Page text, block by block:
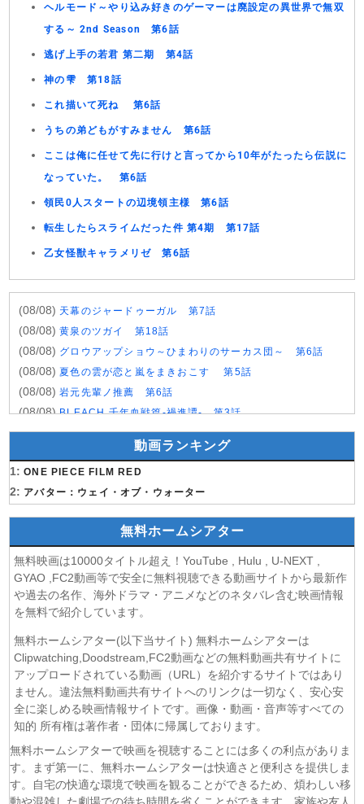
ヘルモード～やり込み好きのゲーマーは廃設定の異世界で無双
する～ 2nd Season 第6話
逃げ上手の若君 第二期 第4話
神の雫 第18話
これ描いて死ね 第6話
うちの弟どもがすみません 第6話
ここは俺に任せて先に行けと言ってから10年がたったら伝説に
なっていた。 第6話
領民0人スタートの辺境領主様 第6話
転生したらスライムだった件 第4期 第17話
乙女怪獣キャラメリゼ 第6話
(08/08) 天幕のジャードゥーガル 第7話
(08/08)黄泉のツガイ 第18話
(08/08) グロウアップショウ～ひまわりのサーカス団～ 第6話
(08/08) 夏色の雲が恋と嵐をまきおこす 第5話
(08/08)岩元先輩ノ推薦 第6話
(08/08)BLEACH 千年血戦篇-禍進譚- 第3話
(08/08)BLACK TORCH 第6話
(08/08)告白ー25年目の秘密ー 第5話
(08/08)クレヨンしんちゃん 2026年8月8日
ドラえもん 2026年8月8日
本好きの下剋上 領主の養女 第17話
(08/08)うしろの正面カムイさん 第6話
(08/08)ヘルモード～やり込み好きのゲーマーは廃設定の異世界で
無双する～ 2nd Season 第6話
(08/08)晩酌の流儀５ 〜夏編〜 第6話
(07/08) 探偵のままでいて 第4話
(07/08)ストレンジ-伊藤潤二の夜も眠れぬ奇妙な話- 第6話
(07/08) 逃げ上手の若君 第二期 第4話
(07/08)神の雫 第18話
(07/08)うちの弟どもがすみません 第6話
(07/08)これ描いて死ね 第6話
(07/08)ここは俺に任せて先に行けと言ってから10年がたったら伝
説になっていた。 第6話
(07/08) 領民0人スタートの辺境領主様 第6話
動画ランキング
1: ONE PIECE FILM RED
2: アバター：ウェイ・オブ・ウォーター
無料ホームシアター
無料映画は10000タイトル超え！YouTube , Hulu , U-NEXT ,
GYAO ,FC2動画等で安全に無料視聴できる動画サイトから最新作
や過去の名作、海外ドラマ・アニメなどのネタバレ含む映画情報
を無料で紹介しています。
無料ホームシアター(以下当サイト) 無料ホームシアターは
Clipwatching,Doodstream,FC2動画などの無料動画共有サイトに
アップロードされている動画（URL）を紹介するサイトではあり
ません。違法無料動画共有サイトへのリンクは一切なく、安心安
全に楽しめる映画情報サイトです。画像・動画・音声等すべての
知的 所有権は著作者・団体に帰属しております。
無料ホームシアターで映画を視聴することには多くの利点がありま
す。まず第一に、無料ホームシアターは快適さと便利さを提供しま
す。自宅の快適な環境で映画を観ることができるため、煩わしい移